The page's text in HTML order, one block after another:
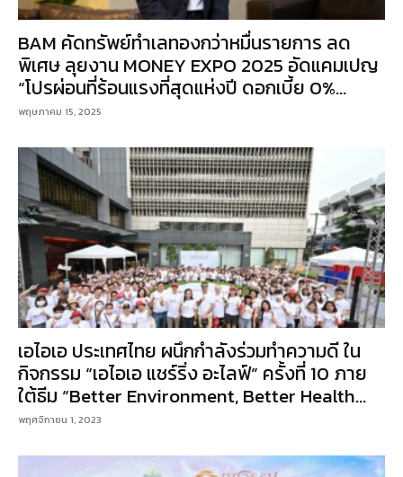
BAM คัดทรัพย์ทำเลทองกว่าหมื่นรายการ ลด
พิเศษ ลุยงาน MONEY EXPO 2025 อัดแคมเปญ
“โปรผ่อนที่ร้อนแรงที่สุดแห่งปี ดอกเบี้ย 0%...
พฤษภาคม 15, 2025
เอไอเอ ประเทศไทย ผนึกกำลังร่วมทำความดี ใน
กิจกรรม “เอไอเอ แชร์ริ่ง อะไลฟ์” ครั้งที่ 10 ภาย
ใต้ธีม “Better Environment, Better Health...
พฤศจิกายน 1, 2023